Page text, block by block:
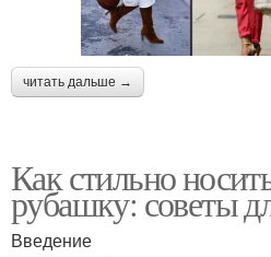
читать дальше →
Как стильно
рубашку: советы
Введение